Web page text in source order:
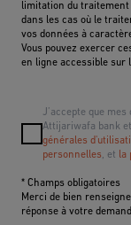
limitation du traitement
dans les cas où le
vos données à
Vous pouvez exercer
en ligne accessible sur
J’accepte que
Attijariwafa bank
générales
personnelles, et la
* Champs obligatoires
Merci de bien
réponse à votre